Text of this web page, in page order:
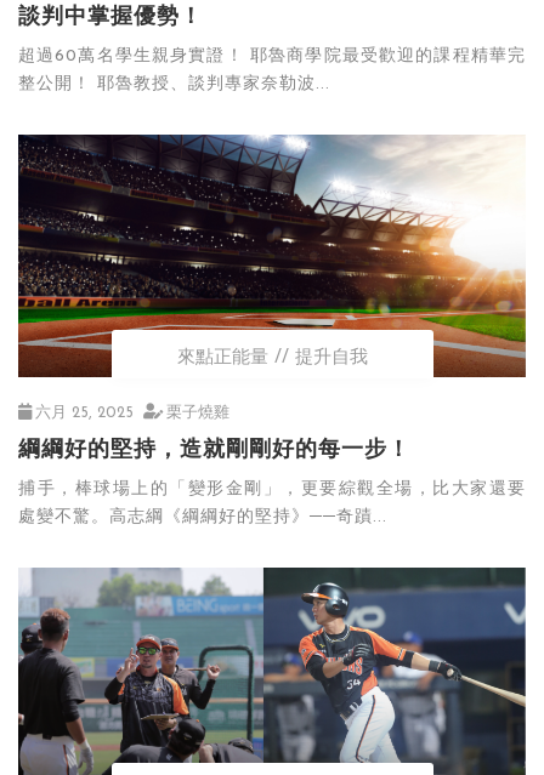
談判中掌握優勢！
超過60萬名學生親身實證！ 耶魯商學院最受歡迎的課程精華完
整公開！ 耶魯教授、談判專家奈勒波...
來點正能量 提升自我
六月 25, 2025 栗子燒雞
綱綱好的堅持，造就剛剛好的每一步！
捕手，棒球場上的「變形金剛」，更要綜觀全場，比大家還要
處變不驚。高志綱《綱綱好的堅持》──奇蹟...